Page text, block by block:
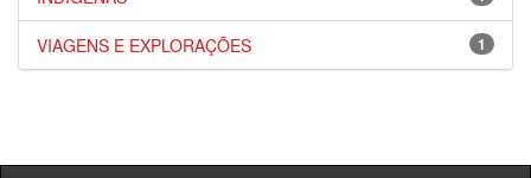
1
VIAGENS E EXPLORAÇÕES